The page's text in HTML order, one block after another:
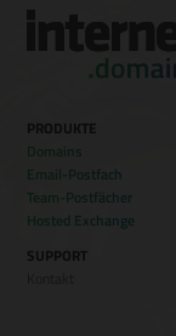
PRODUKTE
Domains
Email-Postfach
Team-Postfächer
Hosted Exchange
SUPPORT